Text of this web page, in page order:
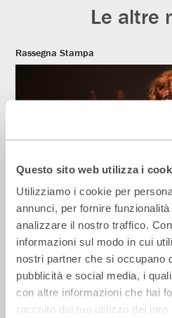
Questo sito web utilizza i
Utilizziamo i cookie per
annunci, per fornire
analizzare il nostro traffico.
informazioni sul modo in cui
nostri partner che si occupano
pubblicità e social media, i
con altre informazioni che hai
raccolto dal tuo utilizzo dei loro
Le altre
Rassegna Stampa
Il Giornale –
dei cantautori
28 Luglio 2026